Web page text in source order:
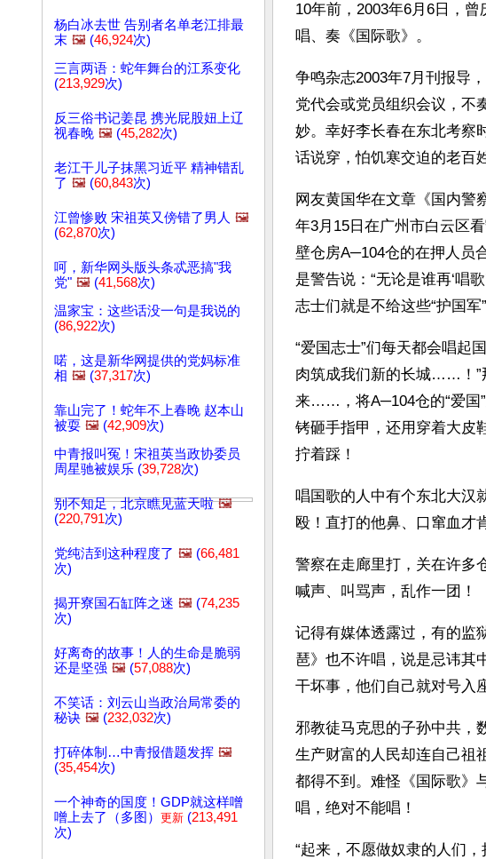
杨白冰去世 告别者名单老江排最
末 🖼️ (46,924次)
三言两语：蛇年舞台的江系变化
(213,929次)
反三俗书记姜昆 携光屁股妞上辽
视春晚 🖼️ (45,282次)
老江干儿子抹黑习近平 精神错乱
了 🖼️ (60,843次)
江曾惨败 宋祖英又傍错了男人 🖼️
(62,870次)
呵，新华网头版头条忒恶搞"我
党" 🖼️ (41,568次)
温家宝：这些话没一句是我说的
(86,922次)
喏，这是新华网提供的党妈标准
相 🖼️ (37,317次)
靠山完了！蛇年不上春晚 赵本山
被耍 🖼️ (42,909次)
中青报叫冤！宋祖英当政协委员
周星驰被娱乐 (39,728次)
别不知足，北京瞧见蓝天啦 🖼️
(220,791次)
党纯洁到这种程度了 🖼️ (66,481
次)
揭开寮国石缸阵之迷 🖼️ (74,235
次)
好离奇的故事！人的生命是脆弱
还是坚强 🖼️ (57,088次)
不笑话：刘云山当政治局常委的
秘诀 🖼️ (232,032次)
打碎体制…中青报借题发挥 🖼️
(35,454次)
一个神奇的国度！GDP就这样噌
噌上去了（多图） 更新 (213,491
次)
10年前，2003年6月6日，
唱、奏《国际歌》。
争鸣杂志2003年7月刊报导
党代会或党员组织会议，不
妙。幸好李长春在东北考察
话说穿，怕饥寒交迫的老百
网友黄国华在文章《国内警
年3月15日在广州市白云区
壁仓房A─104仓的在押人员
是警告说：“无论是谁再‘唱
志士们就是不给这些“护国军”
“爱国志士”们每天都会唱起
肉筑成我们新的长城……！”
来……，将A─104仓的“爱国
铐砸手指甲，还用穿着大皮
拧着踩！
唱国歌的人中有个东北大汉
殴！直打的他鼻、口窜血才
警察在走廊里打，关在许多
喊声、叫骂声，乱作一团！
记得有媒体透露过，有的监
琶》也不许唱，说是忌讳其
干坏事，他们自己就对号入
邪教徒马克思的子孙中共，
生产财富的人民却连自己祖
都得不到。难怪《国际歌》
唱，绝对不能唱！
“起来，不愿做奴隶的人们